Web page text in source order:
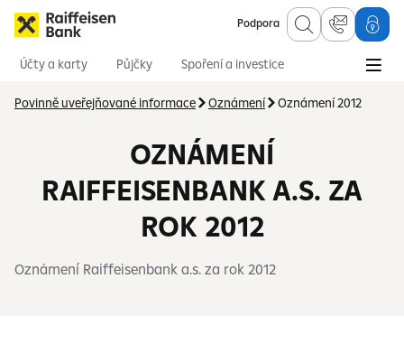
Podpora
Účty a karty Půjčky
Spoření a investice
Povinně uveřejňované informace
Oznámení Oznámení 2012
OZNÁMENÍ
RAIFFEISENBANK A.S. ZA
ROK 2012
Oznámení Raiffeisenbank a.s. za rok 2012